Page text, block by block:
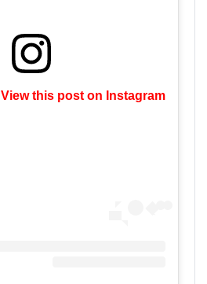
View this post on Instagram